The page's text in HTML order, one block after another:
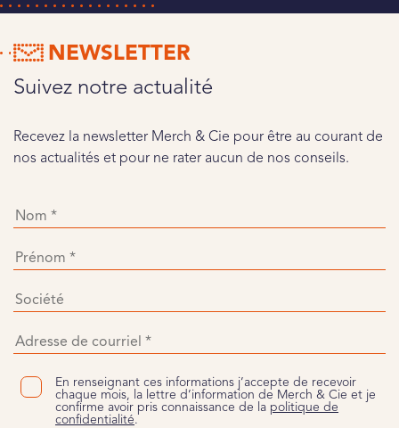
NEWSLETTER
Suivez notre actualité
Recevez la newsletter Merch & Cie pour être au courant de
nos actualités et pour ne rater aucun de nos conseils.
En renseignant ces informations j’accepte de recevoir
chaque mois, la lettre d’information de Merch & Cie et je
confirme avoir pris connaissance de la politique de
confidentialité.